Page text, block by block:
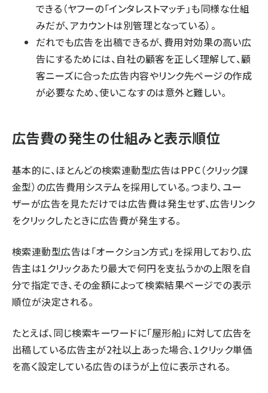
できる（ヤフーの「インタレストマッチ」も同様な仕組
みだが、アカウントは別管理となっている）。
だれでも広告を出稿できるが、費用対効果の高い広
告にするためには、自社の顧客を正しく理解して、顧
客ニーズに合った広告内容やリンク先ページの作成
が必要なため、使いこなすのは意外と難しい。
広告費の発生の仕組みと表示順位
基本的に、ほとんどの検索連動型広告はPPC（クリック課
金型）の広告費用システムを採用している。つまり、ユー
ザーが広告を見ただけでは広告費は発生せず、広告リンク
をクリックしたときに広告費が発生する。
検索連動型広告は「オークション方式」を採用しており、広
告主は1クリックあたり最大で何円を支払うかの上限を自
分で指定でき、その金額によって検索結果ページでの表示
順位が決定される。
たとえば、同じ検索キーワードに「屋形船」に対して広告を
出稿している広告主が2社以上あった場合、1クリック単価
を高く設定している広告のほうが上位に表示される。